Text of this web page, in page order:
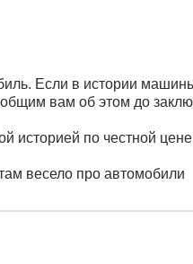
Если в истории
вам об этом до
историей по честной
весело про автомобили